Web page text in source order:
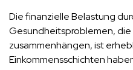
Die finanzielle Belastung
Gesundheitsproblemen,
zusammenhängen, ist
Einkommensschichten